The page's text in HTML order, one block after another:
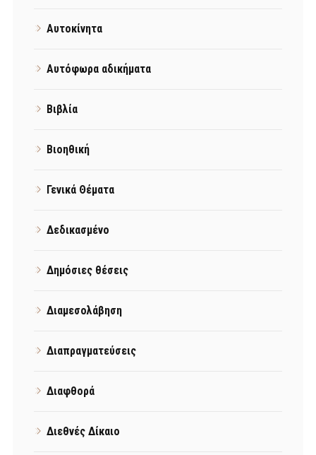
Αυτοκίνητα
Αυτόφωρα αδικήματα
Βιβλία
Βιοηθική
Γενικά Θέματα
Δεδικασμένο
Δημόσιες θέσεις
Διαμεσολάβηση
Διαπραγματεύσεις
Διαφθορά
Διεθνές Δίκαιο